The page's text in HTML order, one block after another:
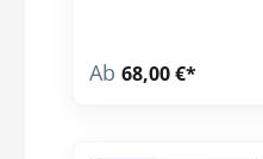
Ab 68,00 €*